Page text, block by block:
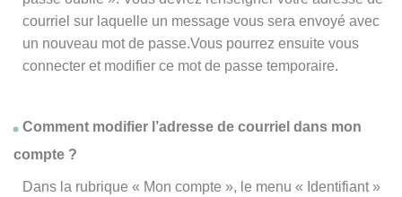
courriel sur laquelle un message vous sera envoyé avec
un nouveau mot de passe.Vous pourrez ensuite vous
connecter et modifier ce mot de passe temporaire.
Comment modifier l’adresse de courriel dans mon
compte ?
Dans la rubrique « Mon compte », le menu « Identifiant »